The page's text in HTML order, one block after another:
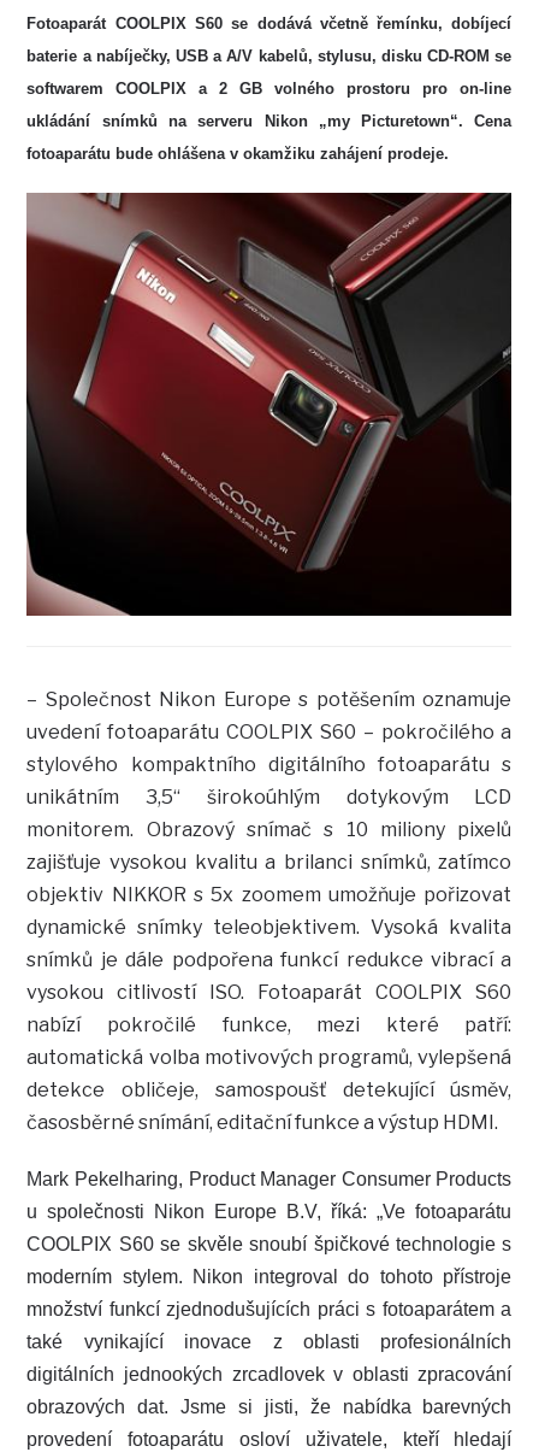
Fotoaparát COOLPIX S60 se dodává včetně řemínku, dobíjecí
baterie a nabíječky, USB a A/V kabelů, stylusu, disku CD-ROM se
softwarem COOLPIX a 2 GB volného prostoru pro on-line
ukládání snímků na serveru Nikon „my Picturetown“. Cena
fotoaparátu bude ohlášena v okamžiku zahájení prodeje.
– Společnost Nikon Europe s potěšením oznamuje
uvedení fotoaparátu COOLPIX S60 – pokročilého a
stylového kompaktního digitálního fotoaparátu s
unikátním 3,5“ širokoúhlým dotykovým LCD
monitorem. Obrazový snímač s 10 miliony pixelů
zajišťuje vysokou kvalitu a brilanci snímků, zatímco
objektiv NIKKOR s 5x zoomem umožňuje pořizovat
dynamické snímky teleobjektivem. Vysoká kvalita
snímků je dále podpořena funkcí redukce vibrací a
vysokou citlivostí ISO. Fotoaparát COOLPIX S60
nabízí pokročilé funkce, mezi které patří:
automatická volba motivových programů, vylepšená
detekce obličeje, samospoušť detekující úsměv,
časosběrné snímání, editační funkce a výstup HDMI.
Mark Pekelharing, Product Manager Consumer Products
u společnosti Nikon Europe B.V, říká: „Ve fotoaparátu
COOLPIX S60 se skvěle snoubí špičkové technologie s
moderním stylem. Nikon integroval do tohoto přístroje
množství funkcí zjednodušujících práci s fotoaparátem a
také vynikající inovace z oblasti profesionálních
digitálních jednookých zrcadlovek v oblasti zpracování
obrazových dat. Jsme si jisti, že nabídka barevných
provedení fotoaparátu osloví uživatele, kteří hledají